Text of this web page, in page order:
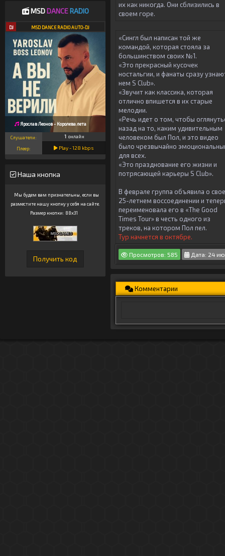
MSDDANCE RADIO
DJ MSD DANCE RADIO AUTO-DJ
Ярослав Леонов - Королева лета
Слушатели: 1 онлайн
Плеер: Play -128 kbps
Наша кнопка
Мы будем вам признательны, если вы
разместите нашу кнопку у себя на сайте.
Размер кнопки: 88x31
их как никогда. Они сблизились в
своем горе.
«Сингл был написан той же
командой, которая стояла за
большинством своих №1.
«Это прекрасный кусочек
ностальгии, и фанаты сразу
нем S Club».
«Звучит как классика, которая
отлично впишется в их старые
мелодии.
«Речь идет о том, чтобы
назад на то, каким удивительным
человеком был Пол, и это видео
было чрезвычайно
для всех.
«Это празднование его жизни и
потрясающей карьеры S Club».
В феврале группа объявила о
25-летнем воссоединении и
переименовала его в «The Good
Times Tour» в честь одного из
треков, на котором Пол пел.
Тур начнется в октябре.
Просмотров: 585 Дата: 24
Комментарии